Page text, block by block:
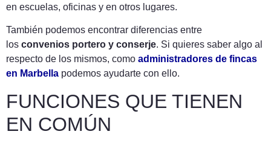
en escuelas, oficinas y en otros lugares.
También podemos encontrar diferencias entre
los convenios portero y conserje. Si quieres saber algo al
respecto de los mismos, como administradores de fincas
en Marbella podemos ayudarte con ello.
FUNCIONES QUE TIENEN
EN COMÚN